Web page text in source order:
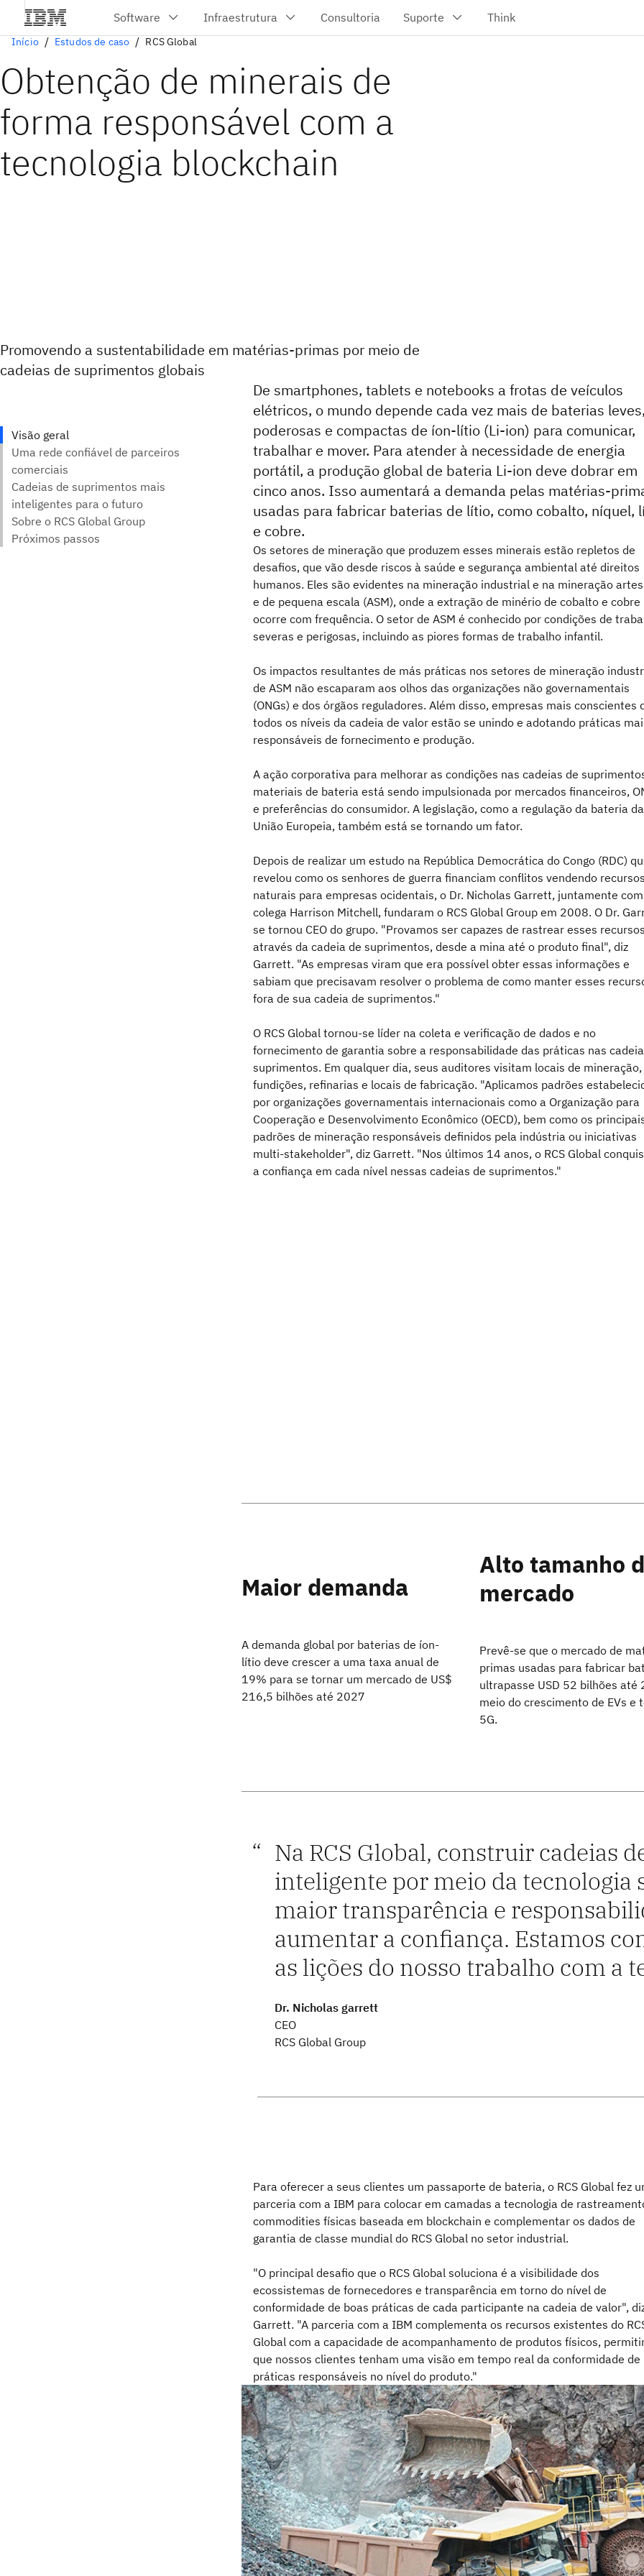
Início Estudos de caso RCS Global
Obtenção de minerais de
forma responsável com a
tecnologia blockchain
Promovendo a sustentabilidade em matérias-primas por meio de
cadeias de suprimentos globais
De smartphones, tablets e notebooks a frotas de veículos
elétricos, o mundo depende cada vez mais de baterias
poderosas e compactas de íon-lítio (Li-ion) para comunicar,
trabalhar e mover. Para atender à necessidade de energia
portátil, a produção global de bateria Li-ion deve dobrar em
cinco anos. Isso aumentará a demanda pelas matérias-
usadas para fabricar baterias de lítio, como cobalto, níquel,
e cobre.
Os setores de mineração que produzem esses minerais estão repletos de
desafios, que vão desde riscos à saúde e segurança ambiental até direitos
humanos. Eles são evidentes na mineração industrial e na mineração
e de pequena escala (ASM), onde a extração de minério de cobalto e cobre
ocorre com frequência. O setor de ASM é conhecido por condições de
severas e perigosas, incluindo as piores formas de trabalho infantil.
Os impactos resultantes de más práticas nos setores de mineração
de ASM não escaparam aos olhos das organizações não governamentais
(ONGs) e dos órgãos reguladores. Além disso, empresas mais conscientes
todos os níveis da cadeia de valor estão se unindo e adotando práticas
responsáveis de fornecimento e produção.
A ação corporativa para melhorar as condições nas cadeias de
materiais de bateria está sendo impulsionada por mercados financeiros,
e preferências do consumidor. A legislação, como a regulação da bateria da
União Europeia, também está se tornando um fator.
Depois de realizar um estudo na República Democrática do Congo (RDC)
revelou como os senhores de guerra financiam conflitos vendendo
naturais para empresas ocidentais, o Dr. Nicholas Garrett, juntamente
colega Harrison Mitchell, fundaram o RCS Global Group em 2008. O Dr.
se tornou CEO do grupo. "Provamos ser capazes de rastrear esses
através da cadeia de suprimentos, desde a mina até o produto final", diz
Garrett. "As empresas viram que era possível obter essas informações e
sabiam que precisavam resolver o problema de como manter esses
fora de sua cadeia de suprimentos."
O RCS Global tornou-se líder na coleta e verificação de dados e no
fornecimento de garantia sobre a responsabilidade das práticas nas
suprimentos. Em qualquer dia, seus auditores visitam locais de mineração,
fundições, refinarias e locais de fabricação. "Aplicamos padrões
por organizações governamentais internacionais como a Organização para
Cooperação e Desenvolvimento Econômico (OECD), bem como os
padrões de mineração responsáveis definidos pela indústria ou iniciativas
multi-stakeholder", diz Garrett. "Nos últimos 14 anos, o RCS Global
a confiança em cada nível nessas cadeias de suprimentos."
Maior demanda
A demanda global por baterias de íon-
lítio deve crescer a uma taxa anual de
19% para se tornar um mercado de US$
216,5 bilhões até 2027
Alto tamanho
mercado
Prevê-se que o mercado de
primas usadas para fabricar
ultrapasse USD 52 bilhões até
meio do crescimento de EVs e
5G.
Na RCS Global, construir cadeias
inteligente por meio da tecnologia
maior transparência e
aumentar a confiança. Estamos
as lições do nosso trabalho com a
Dr. Nicholas garrett
CEO
RCS Global Group
Para oferecer a seus clientes um passaporte de bateria, o RCS Global fez
parceria com a IBM para colocar em camadas a tecnologia de
commodities físicas baseada em blockchain e complementar os dados de
garantia de classe mundial do RCS Global no setor industrial.
"O principal desafio que o RCS Global soluciona é a visibilidade dos
ecossistemas de fornecedores e transparência em torno do nível de
conformidade de boas práticas de cada participante na cadeia de valor",
Garrett. "A parceria com a IBM complementa os recursos existentes do
Global com a capacidade de acompanhamento de produtos físicos,
que nossos clientes tenham uma visão em tempo real da conformidade de
práticas responsáveis no nível do produto."